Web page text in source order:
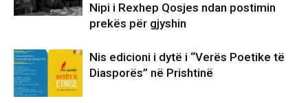
Nipi i Rexhep Qosjes ndan postimin
prekës për gjyshin
Nis edicioni i dytë i “Verës Poetike të
Diasporës” në Prishtinë